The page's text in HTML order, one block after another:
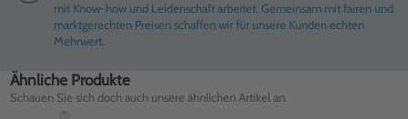
mit Know-how und Leidenschaft arbeitet. Gemeinsam mit fairen und
marktgerechten Preisen schaffen wir für unsere Kunden echten
Mehrwert.
Ähnliche Produkte
Schauen Sie sich doch auch unsere ähnlichen Artikel an.